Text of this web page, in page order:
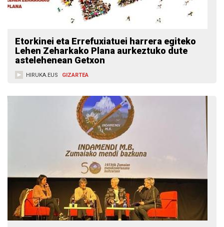
Etorkinei eta Errefuxiatuei harrera egiteko
Lehen Zeharkako Plana aurkeztuko dute
astelehenean Getxon
HIRUKA.EUS GIZARTEA